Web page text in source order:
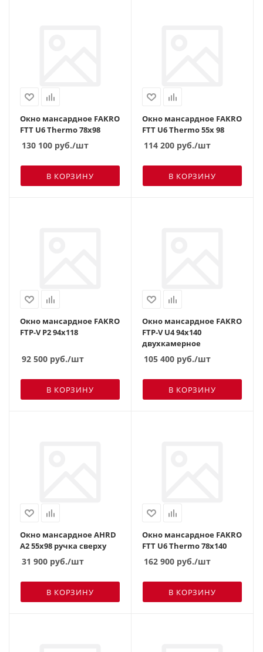
Окно мансардное FAKRO
FTT U6 Thermo 78х98
130 100 руб./шт
В КОРЗИНУ
Окно мансардное FAKRO
FTT U6 Thermo 55х 98
114 200 руб./шт
В КОРЗИНУ
Окно мансардное FAKRO
FTP-V P2 94х118
92 500 руб./шт
В КОРЗИНУ
Окно мансардное FAKRO
FTP-V U4 94х140
двухкамерное
105 400 руб./шт
В КОРЗИНУ
Окно мансардное AHRD
A2 55х98 ручка сверху
31 900 руб./шт
В КОРЗИНУ
Окно мансардное FAKRO
FTT U6 Thermo 78х140
162 900 руб./шт
В КОРЗИНУ